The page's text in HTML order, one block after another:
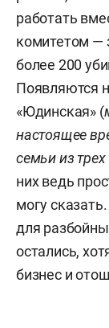
работать
комитетом —
более 200
Появляются
«Юдинская» (
настоящее
семьи из
них ведь
могу
для
остались,
бизнес и